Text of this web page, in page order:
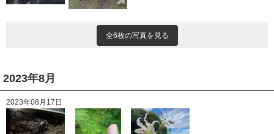
全6枚の写真を見る
2023年8月
2023年08月17日